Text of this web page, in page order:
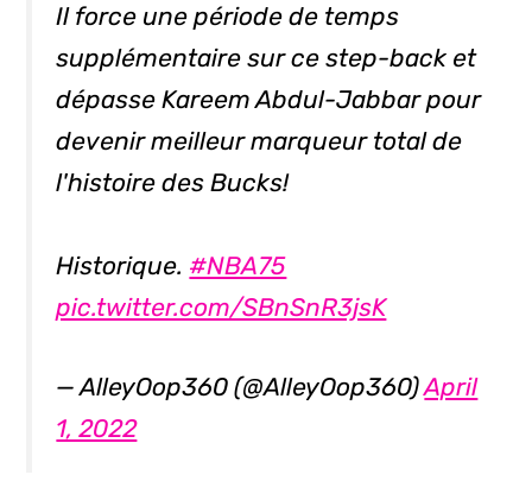
Il force une période de temps
supplémentaire sur ce step-back et
dépasse Kareem Abdul-Jabbar pour
devenir meilleur marqueur total de
l'histoire des Bucks!
Historique. #NBA75
pic.twitter.com/SBnSnR3jsK
— AlleyOop360 (@AlleyOop360)April
1, 2022